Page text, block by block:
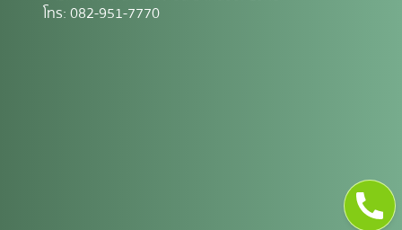
โทร: 082-951-7770
Call